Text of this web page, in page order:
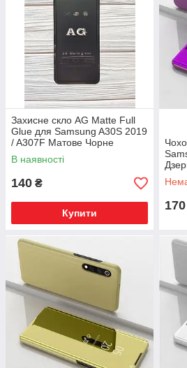
Захисне скло AG Matte Full
Glue для Samsung A30S 2019
/ A307F Матове Чорне
В наявності
140 ₴
Купити
170